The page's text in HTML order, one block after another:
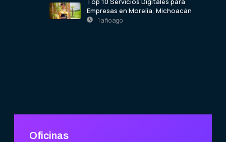
Empresas en Morelia, Michoacán
1 año ago
Oficinas